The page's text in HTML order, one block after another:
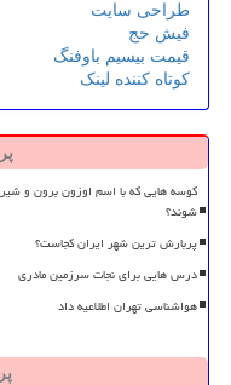
طراحی سایت
فیش حج
قیمت بیسیم باوفنگ
کوتاه کننده لینک
کوسه هایی که با اسم اوزون برون و
شوند؟
پربارش ترین شهر ایران کجاست؟
درس هایی برای نجات سرزمین مادری
هواشناسی تهران اطلاعیه داد